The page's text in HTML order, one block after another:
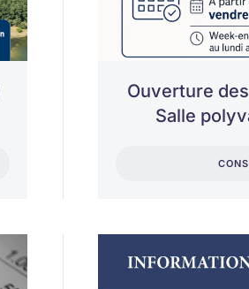
Ouverture
Salle